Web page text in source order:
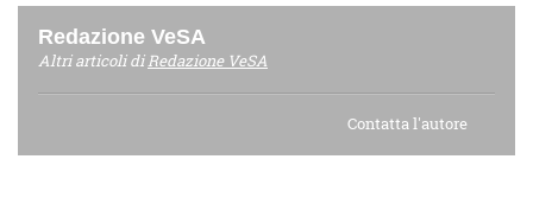
Redazione VeSA
Altri articoli diRedazione VeSA
Contatta l'autore